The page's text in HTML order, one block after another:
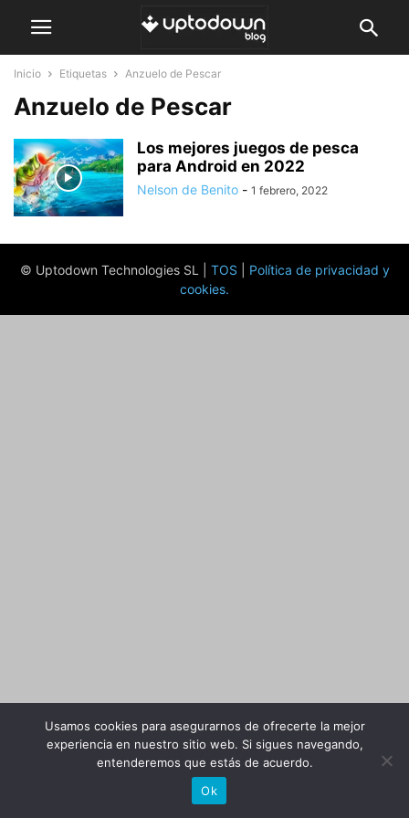
Inicio Etiquetas Anzuelo de Pescar
Anzuelo de Pescar
Los mejores juegos de pesca
para Android en 2022
Nelson de Benito - 1 febrero, 2022
© Uptodown Technologies SL | TOS
Política de privacidad y
cookies.
Usamos cookies para asegurarnos de ofrecerte la mejor
experiencia en nuestro sitio web. Si sigues navegando,
entenderemos que estás de acuerdo.
Ok